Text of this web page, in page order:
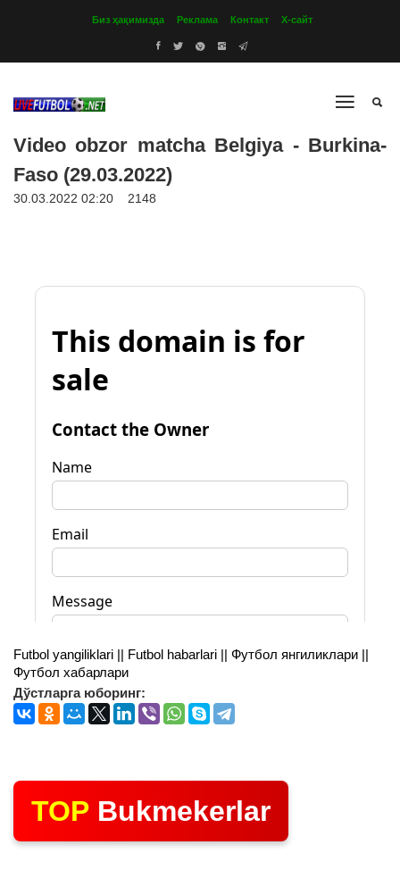
Биз ҳақимизда Реклама Контакт Х-сайт
Video obzor matcha Belgiya - Burkina-
Faso (29.03.2022)
30.03.2022 02:20 2148
Futbol yangiliklari || Futbol habarlari || Футбол янгиликлари ||
Футбол хабарлари
Дўстларга юборинг:
TOP Bukmekerlar